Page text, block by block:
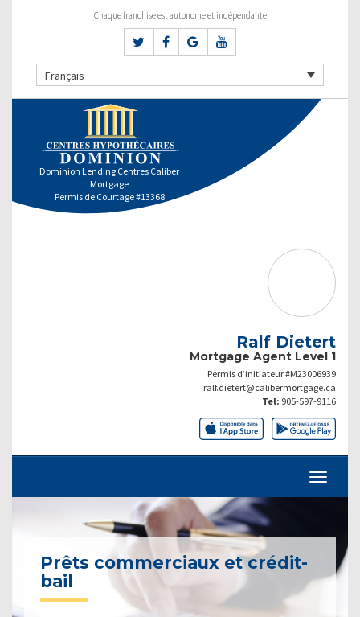
Chaque franchise est autonome et indépendante
Français
Dominion Lending Centres Caliber
Mortgage
Permis de Courtage #13368
Ralf Dietert
Mortgage Agent Level 1
Permis d’initiateur #M23006939
ralf.dietert@calibermortgage.ca
Tel: 905-597-9116
Prêts commerciaux et crédit-
bail